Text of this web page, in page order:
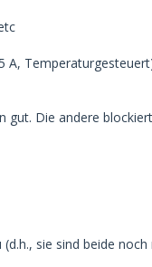
Die andere
sie sind beide